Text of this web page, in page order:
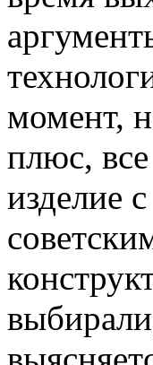
момент,
плюс,
изделие